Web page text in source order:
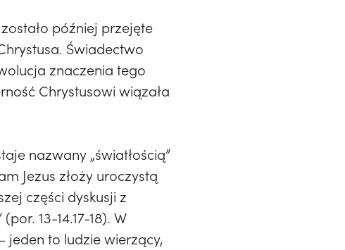
później przejęte
Świadectwo
znaczenia tego
Chrystusowi wiązała
nazwany „światłością”
Jezus złoży uroczystą
części dyskusji z
13-14.17-18). W
jeden to ludzie wierzący,